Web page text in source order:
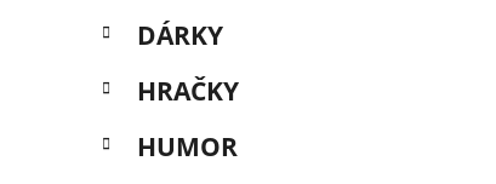
P
s
r
Přeskočit
kategorie
K
a
e
o
DÁRKY
HRAČKY
HUMOR